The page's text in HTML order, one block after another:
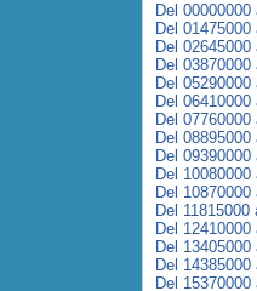
Del
Del
Del
Del
Del
Del
Del
Del
Del
Del
Del
Del 11815000
Del
Del
Del
Del